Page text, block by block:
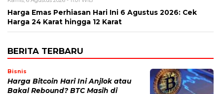
Harga Emas Perhiasan Hari Ini 6 Agustus 2026: Cek
Harga 24 Karat hingga 12 Karat
BERITA TERBARU
Bisnis
Harga Bitcoin Hari Ini Anjlok atau
Bakal Rebound? BTC Masih di